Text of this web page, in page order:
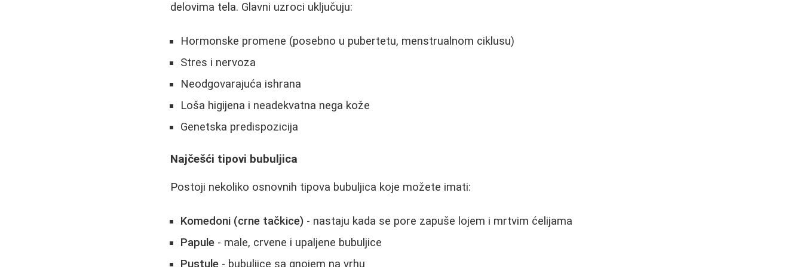
delovima tela. Glavni uzroci uključuju:
Hormonske promene (posebno u pubertetu, menstrualnom ciklusu)
Stres i nervoza
Neodgovarajuća ishrana
Loša higijena i neadekvatna nega kože
Genetska predispozicija
Najčešći tipovi bubuljica
Postoji nekoliko osnovnih tipova bubuljica koje možete imati:
Komedoni (crne tačkice) - nastaju kada se pore zapuše lojem i mrtvim ćelijama
Papule - male, crvene i upaljene bubuljice
Pustule - bubuljice sa gnojem na vrhu